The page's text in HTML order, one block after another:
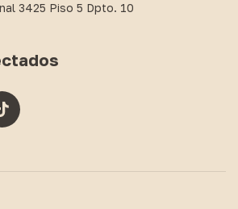
3425 Piso 5 Dpto. 10